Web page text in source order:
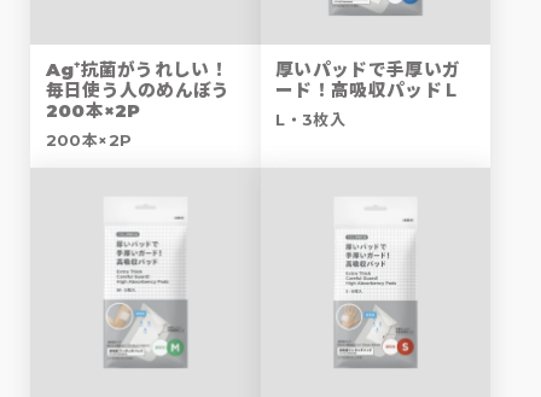
Ag⁺抗菌がうれしい！
毎日使う人のめんぼう
200本×2P
200本×2P
厚いパッドで手厚いガ
ード！高吸収パッドＬ
L・3枚入